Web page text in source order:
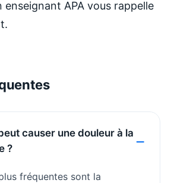
enseignant APA vous rappelle
causer une douleur à la
?
fréquentes sont la